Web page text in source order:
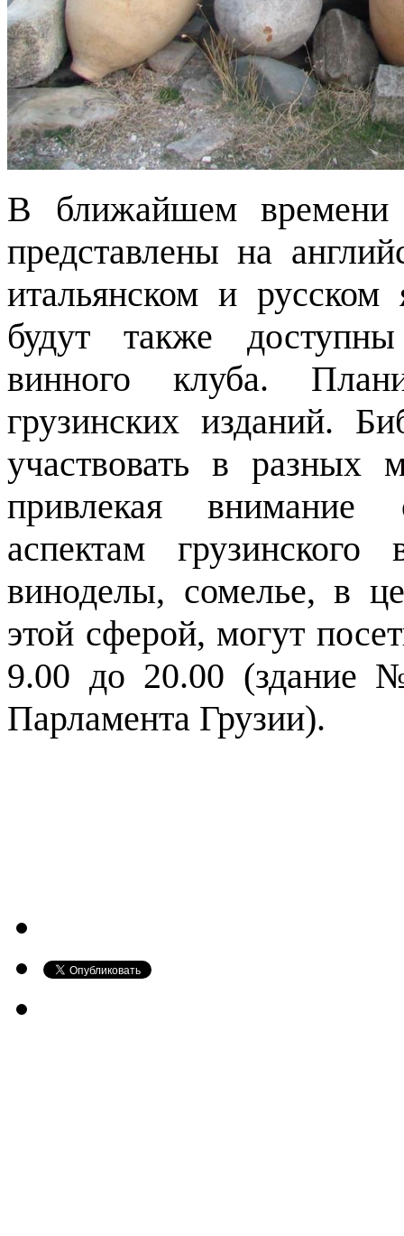
В ближайшем
представлены на
итальянском и
будут также
винного клуба.
грузинских изданий.
участвовать в разных
привлекая
аспектам
виноделы, сомелье, в
этой сферой, могут
9.00 до 20.00 (здание
Парламента Грузии).